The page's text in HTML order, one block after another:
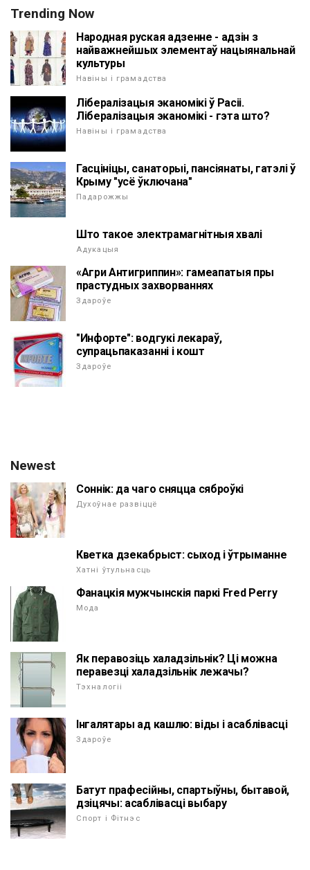
Trending Now
Народная руская адзенне - адзін з
найважнейшых элементаў нацыянальнай
культуры
Навіны і грамадства
Лібералізацыя эканомікі ў Расіі.
Лібералізацыя эканомікі - гэта што?
Навіны і грамадства
Гасцініцы, санаторыі, пансіянаты, гатэлі ў
Крыму "усё ўключана"
Падарожжы
Што такое электрамагнітныя хвалі
Адукацыя
«Агри Антигриппин»: гамеапатыя пры
прастудных захворваннях
Здароўе
"Инфорте": водгукі лекараў,
супрацьпаказанні і кошт
Здароўе
Newest
Соннік: да чаго сняцца сяброўкі
Духоўнае развіццё
Кветка дзекабрыст: сыход і ўтрыманне
Хатні ўтульнасць
Фанацкія мужчынскія паркі Fred Perry
Мода
Як перавозіць халадзільнік? Ці можна
перавезці халадзільнік лежачы?
Тэхналогіі
Інгалятары ад кашлю: віды і асаблівасці
Здароўе
Батут прафесійны, спартыўны, бытавой,
дзіцячы: асаблівасці выбару
Спорт і Фітнэс